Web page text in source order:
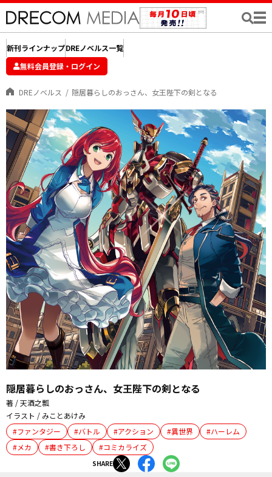
新刊ラインナップDREノベルス一覧
無料会員登録・ログイン
DREノベルス 隠居暮らしのおっさん、女王陛下の剣となる
隠居暮らしのおっさん、女王陛下の剣となる
著 / 天酒之瓢
イラスト / みことあけみ
ファンタジー
バトル アクション 異世界
ハーレム
メカ
書き下ろし コミカライズ
SHARE